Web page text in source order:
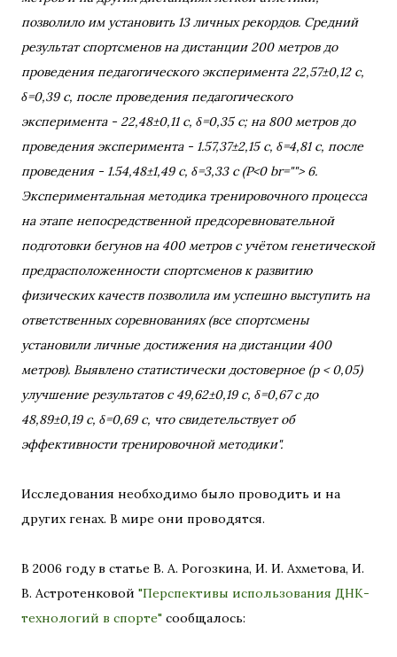
позволило им установить 13 личных рекордов. Средний
результат спортсменов на дистанции 200 метров до
проведения педагогического эксперимента 22,57±0,12 с,
δ=0,39 с, после проведения педагогического
эксперимента - 22,48±0,11 с, δ=0,35 с; на 800 метров до
проведения эксперимента - 1.57,37±2,15 с, δ=4,81 с, после
проведения - 1.54,48±1,49 с, δ=3,33 с (P<0 br=""> 6.
Экспериментальная методика тренировочного процесса
на этапе непосредственной предсоревновательной
подготовки бегунов на 400 метров с учётом генетической
предрасположенности спортсменов к развитию
физических качеств позволила им успешно выступить на
ответственных соревнованиях (все спортсмены
установили личные достижения на дистанции 400
метров). Выявлено статистически достоверное (р < 0,05)
улучшение результатов с 49,62±0,19 с, δ=0,67 с до
48,89±0,19 с, δ=0,69 с, что свидетельствует об
эффективности тренировочной методики".
Исследования необходимо было проводить и на
других генах. В мире они проводятся.
В 2006 году в статье В. А. Рогозкина, И. И. Ахметова, И.
В. Астротенковой "Перспективы использования ДНК-
технологий в спорте" сообщалось: